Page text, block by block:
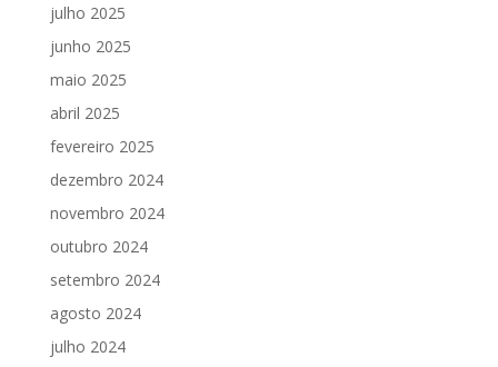
julho 2025
junho 2025
maio 2025
abril 2025
fevereiro 2025
dezembro 2024
novembro 2024
outubro 2024
setembro 2024
agosto 2024
julho 2024